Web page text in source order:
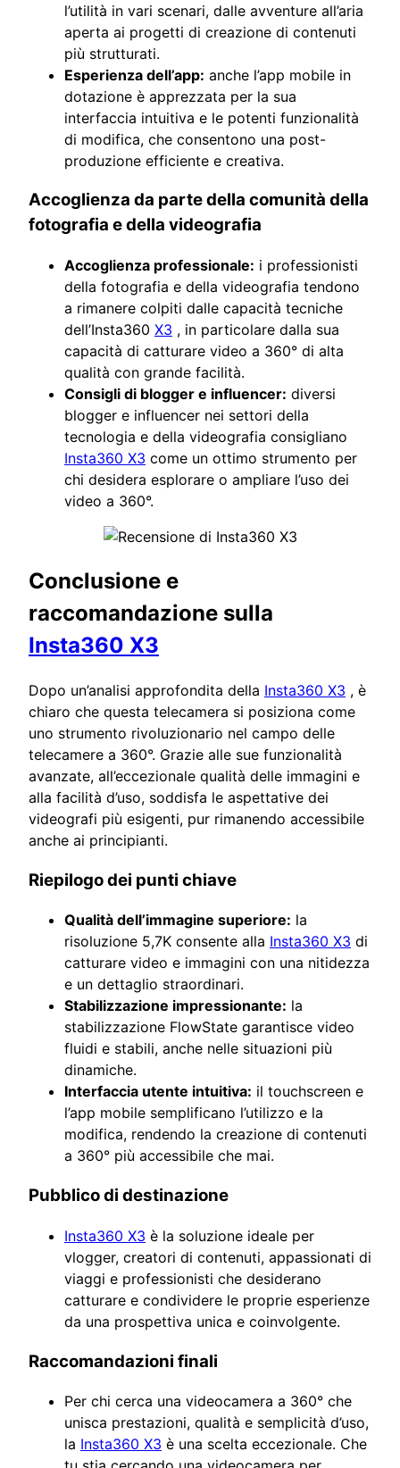
l’utilità in vari scenari, dalle avventure all’aria
aperta ai progetti di creazione di contenuti
più strutturati.
Esperienza dell’app: anche l’app mobile in
dotazione è apprezzata per la sua
interfaccia intuitiva e le potenti funzionalità
di modifica, che consentono una post-
produzione efficiente e creativa.
Accoglienza da parte della comunità della
fotografia e della videografia
Accoglienza professionale: i professionisti
della fotografia e della videografia tendono
a rimanere colpiti dalle capacità tecniche
dell’Insta360 X3 , in particolare dalla sua
capacità di catturare video a 360° di alta
qualità con grande facilità.
Consigli di blogger e influencer: diversi
blogger e influencer nei settori della
tecnologia e della videografia consigliano
Insta360 X3 come un ottimo strumento per
chi desidera esplorare o ampliare l’uso dei
video a 360°.
Conclusione e
raccomandazione sulla
Insta360 X3
Dopo un’analisi approfondita della Insta360 X3 , è
chiaro che questa telecamera si posiziona come
uno strumento rivoluzionario nel campo delle
telecamere a 360°. Grazie alle sue funzionalità
avanzate, all’eccezionale qualità delle immagini e
alla facilità d’uso, soddisfa le aspettative dei
videografi più esigenti, pur rimanendo accessibile
anche ai principianti.
Riepilogo dei punti chiave
Qualità dell’immagine superiore: la
risoluzione 5,7K consente alla Insta360 X3 di
catturare video e immagini con una nitidezza
e un dettaglio straordinari.
Stabilizzazione impressionante: la
stabilizzazione FlowState garantisce video
fluidi e stabili, anche nelle situazioni più
dinamiche.
Interfaccia utente intuitiva: il touchscreen e
l’app mobile semplificano l’utilizzo e la
modifica, rendendo la creazione di contenuti
a 360° più accessibile che mai.
Pubblico di destinazione
Insta360 X3 è la soluzione ideale per
vlogger, creatori di contenuti, appassionati di
viaggi e professionisti che desiderano
catturare e condividere le proprie esperienze
da una prospettiva unica e coinvolgente.
Raccomandazioni finali
Per chi cerca una videocamera a 360° che
unisca prestazioni, qualità e semplicità d’uso,
la Insta360 X3 è una scelta eccezionale. Che